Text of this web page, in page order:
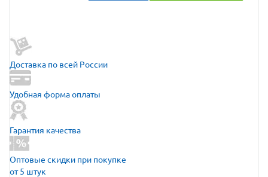
Доставка по всей России
Удобная форма оплаты
Гарантия качества
Оптовые скидки при покупке
от 5 штук